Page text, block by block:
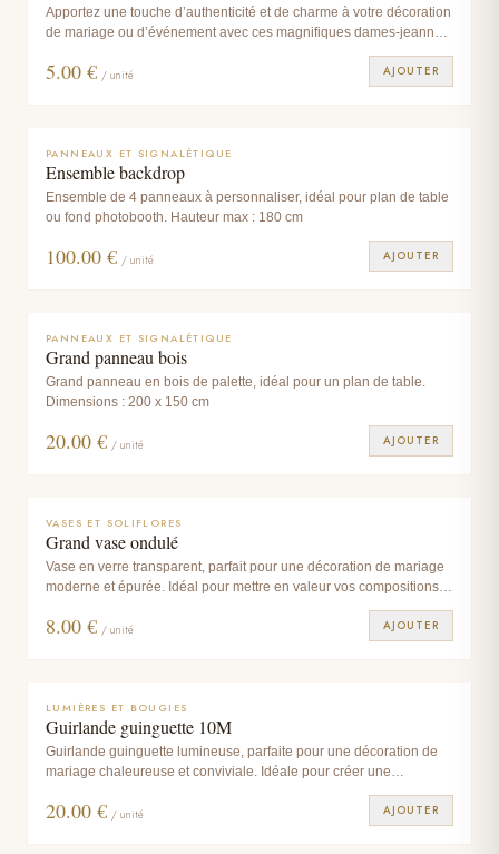
Apportez une touche d’authenticité et de charme à votre décoration
de mariage ou d’événement avec ces magnifiques dames-jeannes
irrégulier reflètent un esprit à la fois naturel, bohème et élégant.
champêtres.
5.00 € / unité AJOUTER
PANNEAUX ET SIGNALÉTIQUE
Ensemble backdrop
Ensemble de 4 panneaux à personnaliser, idéal pour plan de table
ou fond photobooth. Hauteur max : 180 cm
100.00 € / unité AJOUTER
PANNEAUX ET SIGNALÉTIQUE
Grand panneau bois
Grand panneau en bois de palette, idéal pour un plan de table.
Dimensions : 200 x 150 cm
20.00 € / unité AJOUTER
VASES ET SOLIFLORES
Grand vase ondulé
Vase en verre transparent, parfait pour une décoration de mariage
moderne et épurée. Idéal pour mettre en valeur vos compositions
8.00 € / unité AJOUTER
LUMIÈRES ET BOUGIES
Guirlande guinguette 10M
Guirlande guinguette lumineuse, parfaite pour une décoration de
mariage chaleureuse et conviviale. Idéale pour créer une
20.00 € / unité AJOUTER